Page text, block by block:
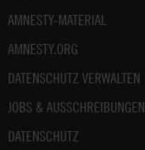
AMNESTY-MATERIAL
AMNESTY.ORG
DATENSCHUTZ VERWALTEN
JOBS & AUSSCHREIBUNGEN
DATENSCHUTZ